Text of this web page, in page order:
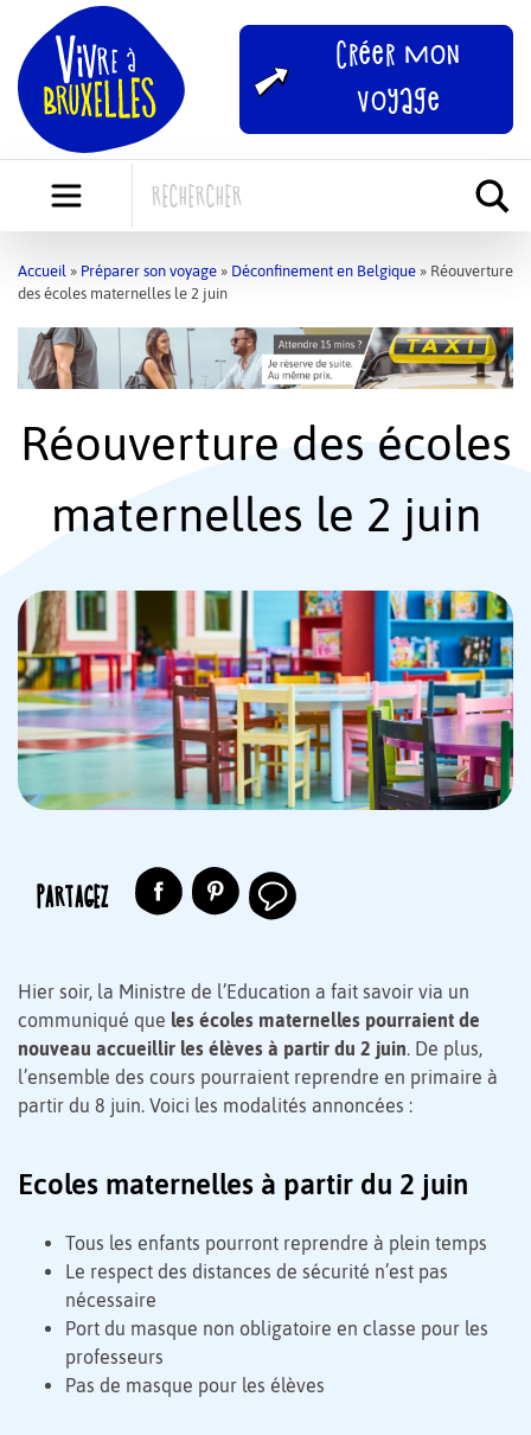
content
Créer mon
voyage
Accueil » Préparer son voyage » Déconfinement en Belgique » Réouverture
des écoles maternelles le 2 juin
Réouverture des écoles
maternelles le 2 juin
PARTAGEZ
Hier soir, la Ministre de l’Education a fait savoir via un
communiqué que les écoles maternelles pourraient de
nouveau accueillir les élèves à partir du 2 juin. De plus,
l’ensemble des cours pourraient reprendre en primaire à
partir du 8 juin. Voici les modalités annoncées :
Ecoles maternelles à partir du 2 juin
Tous les enfants pourront reprendre à plein temps
Le respect des distances de sécurité n’est pas
nécessaire
Port du masque non obligatoire en classe pour les
professeurs
Pas de masque pour les élèves